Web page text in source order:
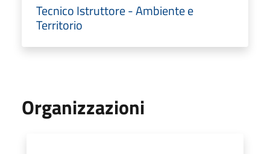
Tecnico Istruttore - Ambiente e
Territorio
Organizzazioni